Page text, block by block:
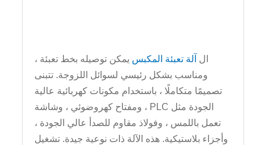
ال آلة تعبئة المكبس يمكن توصيله بخط تعبئة ،
ومناسب بشكل رئيسي لسوائل اللزوجة. تتبنى
تصميمًا متكاملًا ، باستخدام مكونات كهربائية عالية
الجودة مثل PLC ، ومفتاح كهروضوئي ، وشاشة
تعمل باللمس ، وفولاذ مقاوم للصدأ عالي الجودة ،
وأجزاء بلاستيكية. هذه الآلة ذات نوعية جيدة. تشغيل